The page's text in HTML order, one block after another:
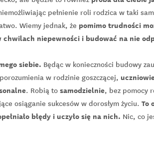
pełnienie roli rodzica w taki
Wiemy jednak, że pomimo trudności
niepewności i budować na nie
siebie. Będąc w konieczności budowy
w rodzinie goszczącej,
. Robią to samodzielnie, bez pomocy
osiąganie sukcesów w dorosłym życiu. To
błędy i uczyło się na nich. Nic, co